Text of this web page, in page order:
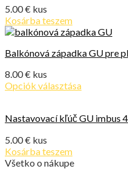
5.00€ kus
Kosárba teszem
Balkónová západka GU pre
8.00€ kus
Opciók választása
Nastavovací kľúč GU imbus
5.00€ kus
Kosárba teszem
Všetko o nákupe